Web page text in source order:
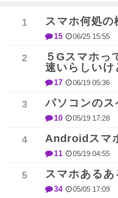
スマホ何処の
15 06/25 15:55
５Gスマホっ
速いらしいけ
17 06/19 05:36
パソコンのス
10 05/19 17:28
Androidスマ
11 05/19 04:55
スマホあるあ
34 05/05 17:09